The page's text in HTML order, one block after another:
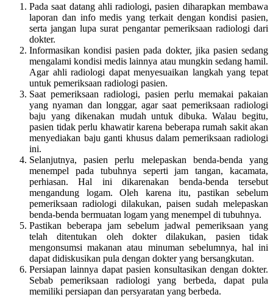
Pada saat datang ahli radiologi, pasien diharapkan membawa
laporan dan info medis yang terkait dengan kondisi pasien,
serta jangan lupa surat pengantar pemeriksaan radiologi dari
dokter.
Informasikan kondisi pasien pada dokter, jika pasien sedang
mengalami kondisi medis lainnya atau mungkin sedang hamil.
Agar ahli radiologi dapat menyesuaikan langkah yang tepat
untuk pemeriksaan radiologi pasien.
Saat pemeriksaan radiologi, pasien perlu memakai pakaian
yang nyaman dan longgar, agar saat pemeriksaan radiologi
baju yang dikenakan mudah untuk dibuka. Walau begitu,
pasien tidak perlu khawatir karena beberapa rumah sakit akan
menyediakan baju ganti khusus dalam pemeriksaan radiologi
ini.
Selanjutnya, pasien perlu melepaskan benda-benda yang
menempel pada tubuhnya seperti jam tangan, kacamata,
perhiasan. Hal ini dikarenakan benda-benda tersebut
mengandung logam. Oleh karena itu, pastikan sebelum
pemeriksaan radiologi dilakukan, paisen sudah melepaskan
benda-benda bermuatan logam yang menempel di tubuhnya.
Pastikan beberapa jam sebelum jadwal pemeriksaan yang
telah ditentukan oleh dokter dilakukan, pasien tidak
mengonsumsi makanan atau minuman sebelumnya, hal ini
dapat didiskusikan pula dengan dokter yang bersangkutan.
Persiapan lainnya dapat pasien konsultasikan dengan dokter.
Sebab pemeriksaan radiologi yang berbeda, dapat pula
memiliki persiapan dan persyaratan yang berbeda.